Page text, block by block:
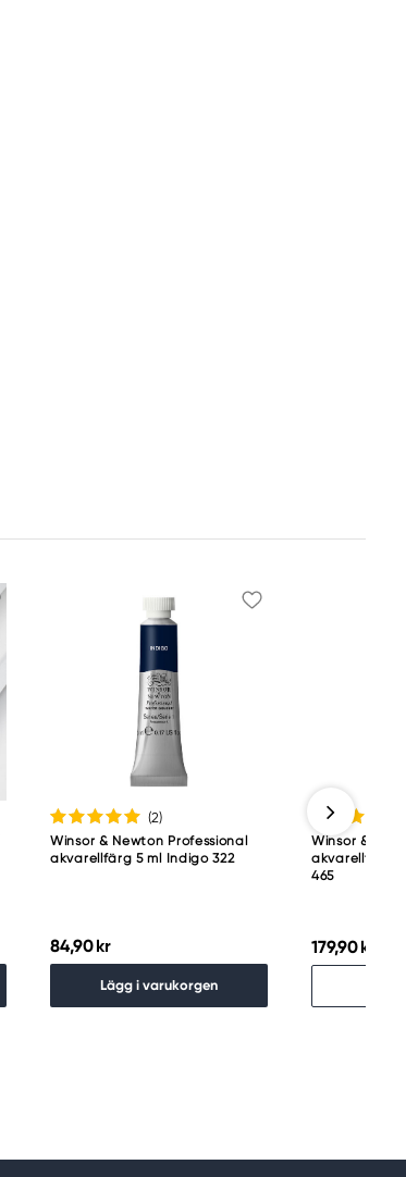
(2)
Winsor & Newton Professional
akvarellfärg 5 ml Indigo 322
84,90 kr
Lägg i varukorgen
Winsor &
akvarellfärg
465
179,90 kr